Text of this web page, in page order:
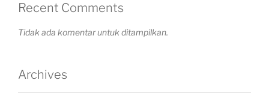
Recent Comments
Tidak ada komentar untuk ditampilkan.
Archives